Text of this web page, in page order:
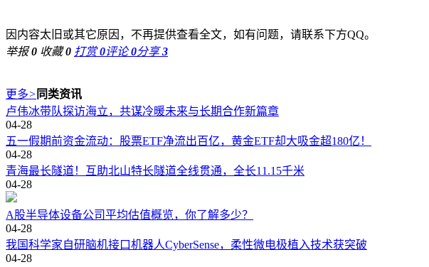
因内容太旧或其它原因，不再提供查看全文，如有问题，请联系下方QQ。
举报0 收藏0 打赏0评论0分享3
更多> 同类资讯
卢伟冰带队探访海立，共谋冷暖未来与长期合作新篇章
04-28
五一假期前资金流动：股票ETF净流出百亿，黄金ETF却大吸金超180亿！
04-28
青海最长隧道！互助北山特长隧道全线贯通，全长11.15千米
04-28
A股半导体设备公司平均估值概览，你了解多少？
04-28
我国科学家自研脑机接口机器人CyberSense，柔性微电极植入技术获突破
04-28